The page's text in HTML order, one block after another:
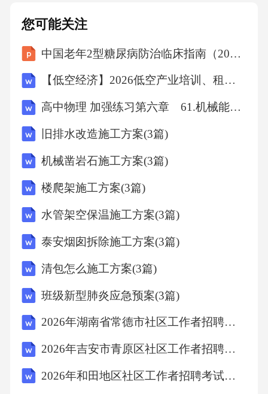
您可能关注
中国老年2型糖尿病防治临床指南（2026年版）解读课件
【低空经济】2026低空产业培训、租赁、投资、服务一体化方案
高中物理 加强练习第六章 61.机械能守恒定律(B)
旧排水改造施工方案(3篇)
机械凿岩石施工方案(3篇)
楼爬架施工方案(3篇)
水管架空保温施工方案(3篇)
泰安烟囱拆除施工方案(3篇)
清包怎么施工方案(3篇)
班级新型肺炎应急预案(3篇)
2026年湖南省常德市社区工作者招聘笔试参考试题及答案解析
2026年吉安市青原区社区工作者招聘笔试模拟试题及答案解析
2026年和田地区社区工作者招聘考试备考试题及答案解析